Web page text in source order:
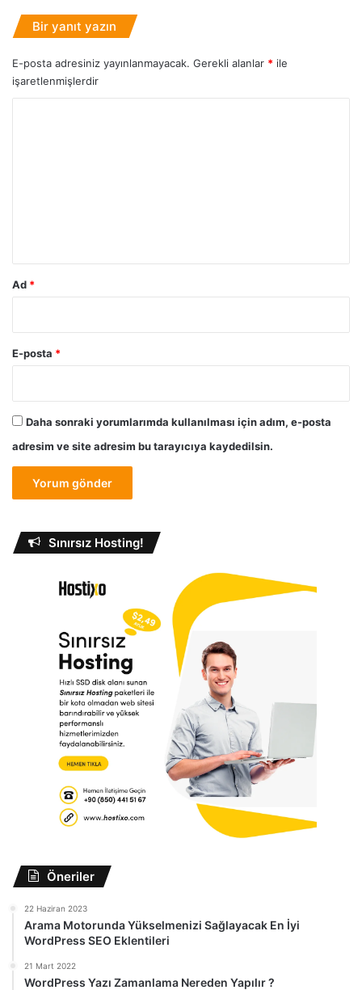
?
Bir yanıt yazın
E-posta adresiniz yayınlanmayacak. Gerekli alanlar * ile
işaretlenmişlerdir
Ad *
E-posta *
Daha sonraki yorumlarımda kullanılması için adım, e-posta
adresim ve site adresim bu tarayıcıya kaydedilsin.
Sınırsız Hosting!
Öneriler
22 Haziran 2023
Arama Motorunda Yükselmenizi Sağlayacak En İyi
WordPress SEO Eklentileri
21 Mart 2022
WordPress Yazı Zamanlama Nereden Yapılır ?